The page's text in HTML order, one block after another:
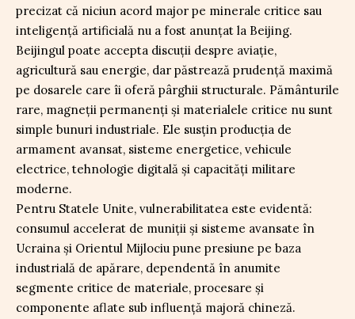
precizat că niciun acord major pe minerale critice sau
inteligență artificială nu a fost anunțat la Beijing.
Beijingul poate accepta discuții despre aviație,
agricultură sau energie, dar păstrează prudență maximă
pe dosarele care îi oferă pârghii structurale. Pământurile
rare, magneții permanenți și materialele critice nu sunt
simple bunuri industriale. Ele susțin producția de
armament avansat, sisteme energetice, vehicule
electrice, tehnologie digitală și capacități militare
moderne.
Pentru Statele Unite, vulnerabilitatea este evidentă:
consumul accelerat de muniții și sisteme avansate în
Ucraina și Orientul Mijlociu pune presiune pe baza
industrială de apărare, dependentă în anumite
segmente critice de materiale, procesare și
componente aflate sub influență majoră chineză.